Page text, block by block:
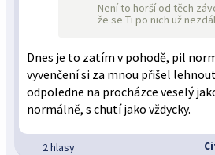
Není to horší od těch
že se Ti po nich už
Dnes je to zatím v pohodě, pil
vyvenčení si za mnou přišel
odpoledne na procházce veselý
normálně, s chutí jako vždycky.
2 hlasy